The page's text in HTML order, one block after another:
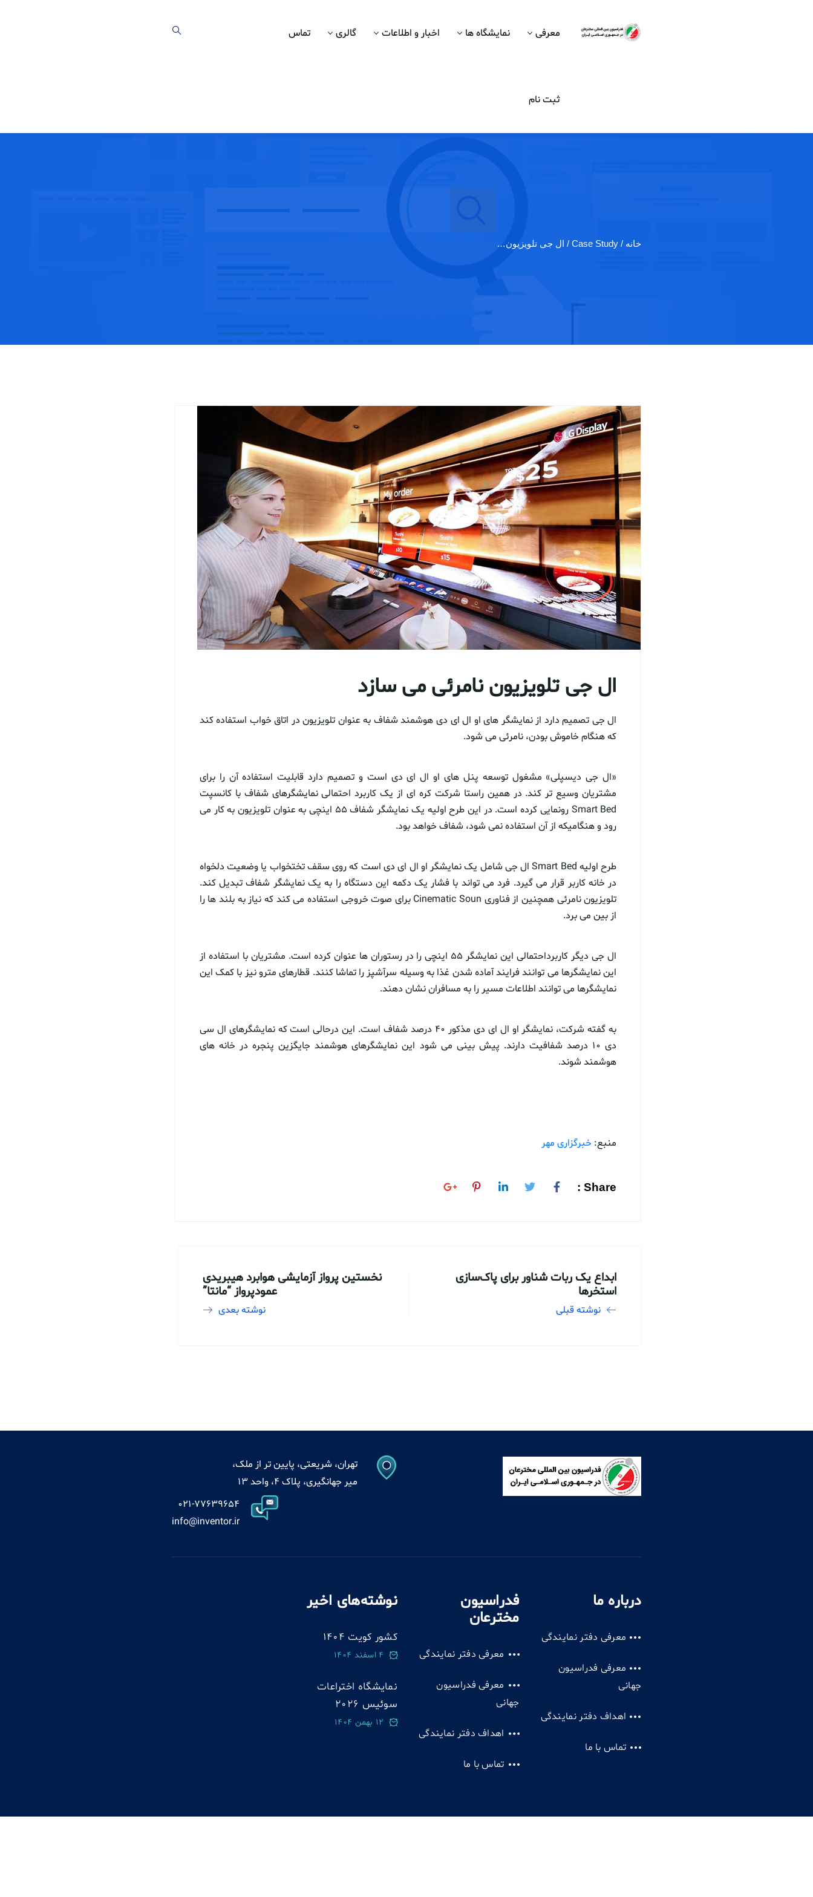
معرفی نمایشگاه ها اخبار و اطلاعات گالری تماس
ثبت نام
خانه / Case Study / ال جی تلویزیون…
ال جی تلویزیون نامرئی می سازد
ال جی تصمیم دارد از نمایشگر های او ال ای دی هوشمند شفاف به عنوان تلویزیون در اتاق خواب استفاده کند
که هنگام خاموش بودن، نامرئی می شود.
«ال جی دیسپلی» مشغول توسعه پنل های او ال ای دی است و تصمیم دارد قابلیت استفاده آن را برای
مشتریان وسیع تر کند. در همین راستا شرکت کره ای از یک کاربرد احتمالی نمایشگرهای شفاف با کانسپت
‌Smart Bed رونمایی کرده است. در این طرح اولیه یک نمایشگر شفاف ۵۵ اینچی به عنوان تلویزیون به کار می
رود و هنگامیکه از آن استفاده نمی شود، شفاف خواهد بود.
طرح اولیه ‌Smart Bed ال جی شامل یک نمایشگر او ال ای دی است که روی سقف تختخواب یا وضعیت دلخواه
در خانه کاربر قرار می گیرد. فرد می تواند با فشار یک دکمه این دستگاه را به یک نمایشگر شفاف تبدیل کند.
تلویزیون نامرئی همچنین از فناوری Cinematic Soun برای صوت خروجی استفاده می کند که نیاز به بلند ها را
از بین می برد.
ال جی دیگر کاربرداحتمالی این نمایشگر ۵۵ اینچی را در رستوران ها عنوان کرده است. مشتریان با استفاده از
این نمایشگرها می توانند فرایند آماده شدن غذا به وسیله سرآشپز را تماشا کنند. قطارهای مترو نیز با کمک این
نمایشگرها می توانند اطلاعات مسیر را به مسافران نشان دهند.
به گفته شرکت، نمایشگر او ال ای دی مذکور ۴۰ درصد شفاف است. این درحالی است که نمایشگرهای ال سی
دی ۱۰ درصد شفافیت دارند. پیش بینی می شود این نمایشگرهای هوشمند جایگزین پنجره در خانه های
هوشمند شوند.
منبع: خبرگزاری مهر
Share :
ابداع یک ربات شناور برای پاک‌سازی
استخرها
نوشته قبلی
نخستین پرواز آزمایشی هوابرد هیبریدی
عمودپرواز “مانتا”
نوشته بعدی
تهران، شریعتی، پایین تر از ملک،
میر جهانگیری، پلاک 4، واحد 13
021-77639654
info@inventor.ir
درباره ما
معرفی دفتر نمایندگی
معرفی فدراسیون
جهانی
اهداف دفتر نمایندگی
تماس با ما
فدراسیون
مخترعان
معرفی دفتر نمایندگی
معرفی فدراسیون
جهانی
اهداف دفتر نمایندگی
تماس با ما
نوشته‌های اخیر
کشور کویت 1404
4 اسفند 1404
نمایشگاه اختراعات
سوئيس 2026
12 بهمن 1404